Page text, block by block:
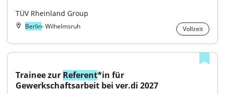
TÜV Rheinland Group
Berlin- Wilhelmsruh Vollzeit
Trainee zur Referent*in für
Gewerkschaftsarbeit bei ver.di 2027